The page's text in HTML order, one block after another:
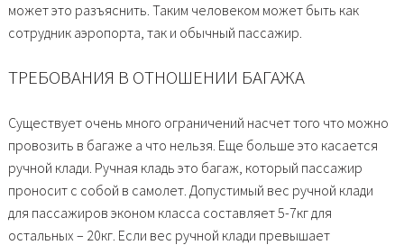
может это разъяснить. Таким человеком может быть как
сотрудник аэропорта, так и обычный пассажир.
ТРЕБОВАНИЯ В ОТНОШЕНИИ БАГАЖА
Существует очень много ограничений насчет того что можно
провозить в багаже а что нельзя. Еще больше это касается
ручной клади. Ручная кладь это багаж, который пассажир
проносит с собой в самолет. Допустимый вес ручной клади
для пассажиров эконом класса составляет 5-7кг для
остальных – 20кг. Если вес ручной клади превышает